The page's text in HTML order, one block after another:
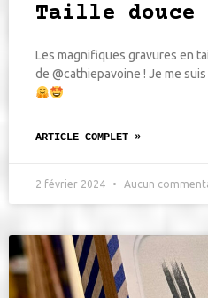
Taille douce
Les magnifiques gravures en
de @cathiepavoine ! Je me
ARTICLE COMPLET »
2 février 2024 Aucun